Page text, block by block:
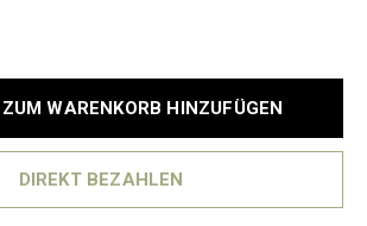
ZUM WARENKORB HINZUFÜGEN
DIREKT BEZAHLEN